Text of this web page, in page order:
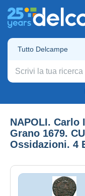
Tutto Delcampe
NAPOLI. Carlo
Grano 1679.
Ossidazioni. 4